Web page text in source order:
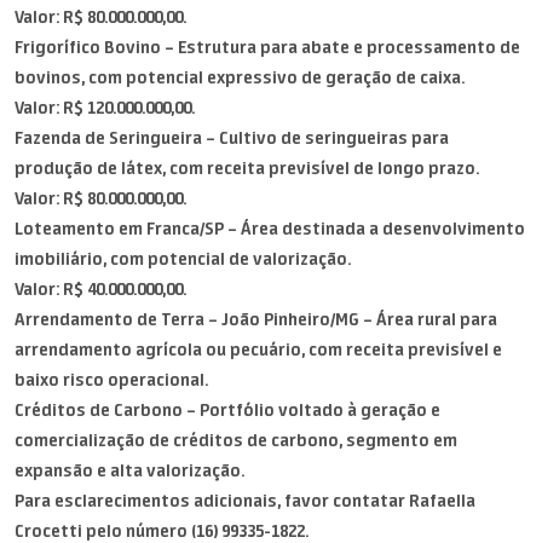
Valor: R$ 80.000.000,00.
Frigorífico Bovino – Estrutura para abate e processamento de
bovinos, com potencial expressivo de geração de caixa.
Valor: R$ 120.000.000,00.
Fazenda de Seringueira – Cultivo de seringueiras para
produção de látex, com receita previsível de longo prazo.
Valor: R$ 80.000.000,00.
Loteamento em Franca/SP – Área destinada a desenvolvimento
imobiliário, com potencial de valorização.
Valor: R$ 40.000.000,00.
Arrendamento de Terra – João Pinheiro/MG – Área rural para
arrendamento agrícola ou pecuário, com receita previsível e
baixo risco operacional.
Créditos de Carbono – Portfólio voltado à geração e
comercialização de créditos de carbono, segmento em
expansão e alta valorização.
Para esclarecimentos adicionais, favor contatar Rafaella
Crocetti pelo número (16) 99335-1822.